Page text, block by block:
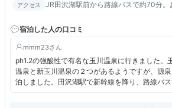
アクセス
JR田沢湖駅前から路線バスで約70分。
宿泊した人の口コミ
mmm23
ph1.2の強酸性で有名な玉川温泉に行きました。
温泉と新玉川温泉の２つがあるようですが、源
泊しました。田沢湖駅で新幹線を降り、路線バ
スを下車です。本館、南館、東館などが2階の連